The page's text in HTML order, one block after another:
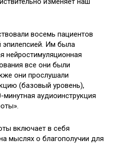
восемь пациентов
эпилепсией. Им была
нейростимуляционная
все они были
они прослушали
(базовый уровень),
аудиоинструкция
включает в себя
мыслях о благополучии для